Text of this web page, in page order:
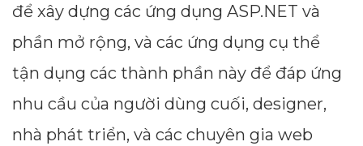
để xây dựng các ứng dụng ASP.NET và
phần mở rộng, và các ứng dụng cụ thể
tận dụng các thành phần này để đáp ứng
nhu cầu của người dùng cuối, designer,
nhà phát triển, và các chuyên gia web